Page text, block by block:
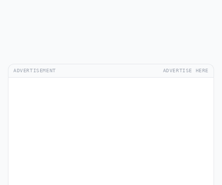
ADVERTISEMENT ADVERTISE HERE